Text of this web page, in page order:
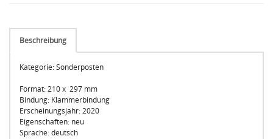
Beschreibung
Kategorie: Sonderposten
Format: 210 x 297 mm
Bindung: Klammerbindung
Erscheinungsjahr: 2020
Eigenschaften: neu
Sprache: deutsch